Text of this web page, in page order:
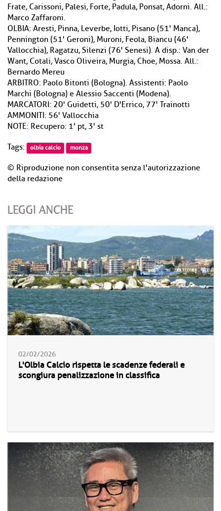
Frate, Carissoni, Palesi, Forte, Padula, Ponsat, Adorni. All.:
Marco Zaffaroni.
OLBIA: Aresti, Pinna, Leverbe, Iotti, Pisano (51' Manca),
Pennington (51' Geroni), Muroni, Feola, Biancu (46'
Vallocchia), Ragatzu, Silenzi (76' Senesi). A disp.: Van der
Want, Cotali, Vasco Oliveira, Murgia, Choe, Mossa. All.:
Bernardo Mereu
ARBITRO: Paolo Bitonti (Bologna). Assistenti: Paolo
Marchi (Bologna) e Alessio Saccenti (Modena).
MARCATORI: 20' Guidetti, 50' D'Errico, 77' Trainotti
AMMONITI: 56' Vallocchia
NOTE: Recupero: 1' pt, 3' st
Tags: olbia calcio monza
© Riproduzione non consentita senza l'autorizzazione
della redazione
LEGGI ANCHE
02/02/2026
L'Olbia Calcio rispetta le scadenze federali e
scongiura penalizzazione in classifica